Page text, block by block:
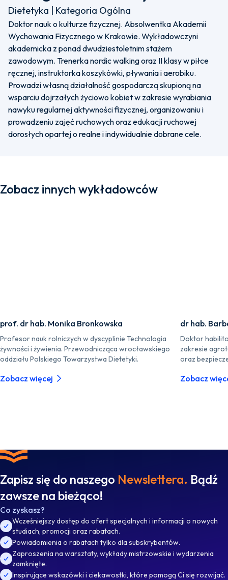
Dietetyka | Kategoria Ogólna
Doktor nauk o kulturze fizycznej. Absolwentka Akademii
Wychowania Fizycznego w Krakowie. Wykładowczyni
akademicka z ponad dwudziestoletnim stażem
zawodowym. Trenerka nordic walking oraz II klasy w piłce
ręcznej, instruktorka koszykówki, pływania i aerobiku.
Prowadzi własną działalność gospodarczą skupioną na
wsparciu dojrzałych życiowo kobiet w zakresie wyrabiania
nawyku regularnej aktywności fizycznej, organizowaniu i
prowadzeniu zajęć ruchowych oraz edukacji ruchowej
dorosłych opartej o realne i indywidualnie dobrane cele.
Zobacz innych wykładowców
prof. dr hab. Monika Bronkowska
Profesor nauk rolniczych w dyscyplinie Technologia
żywności i żywienia. Przewodnicząca wrocławskiego
oddziału Polskiego Towarzystwa Dietetyki.
Zobacz więcej
dr hab.
Doktor
zakresie
oraz
Zobacz
Zapisz się do naszego Newslettera. Bądź
zawsze na bieżąco!
Co zyskasz?
Wcześniejszy dostęp do ofert specjalnych i informacji o nowych
studiach, promocji oraz rabatach.
Powiadomienia o rabatach tylko dla subskrybentów.
Zaproszenia na warsztaty, wykłady mistrzowskie i wydarzenia
zamknięte.
Inspirujące wskazówki i ciekawostki, które pomogą Ci się rozwijać.